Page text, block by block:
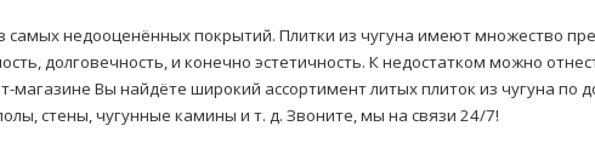
самых недооценённых покрытий. Плитки из чугуна имеют множество
долговечность, и конечно эстетичность. К недостатком можно
магазине Вы найдёте широкий ассортимент литых плиток из чугуна по
стены, чугунные камины и т. д. Звоните, мы на связи 24/7!